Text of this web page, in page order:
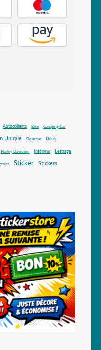
Autocollants Bike Camping-Car
Unique Douceur Déco
Harley Davidson Intérieur Lettrage
Sticker Stickers